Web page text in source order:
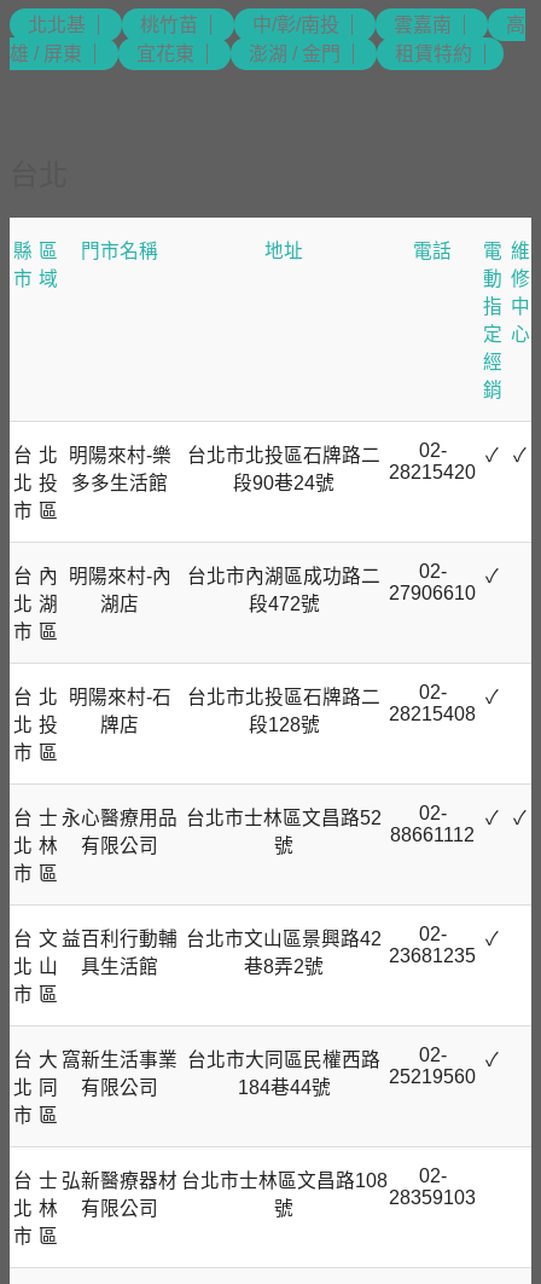
北北基 桃竹苗 中/彰/南投 雲嘉南
高
雄 / 屏東
宜花東 澎湖 / 金門 租賃特約
縣
市
區
域
門市名稱 地址 電話
電
動
指
定
經
銷
維
修
中
心
台
北
市
北
投
區
明陽來村-樂
多多生活館
台北市北投區石牌路二
段90巷24號
02-
28215420
✓ ✓
台
北
市
內
湖
區
明陽來村-內
湖店
台北市內湖區成功路二
段472號
02-
27906610
✓
台
北
市
北
投
區
明陽來村-石
牌店
台北市北投區石牌路二
段128號
02-
28215408
✓
台
北
市
士
林
區
永心醫療用品
有限公司
台北市士林區文昌路52
號
02-
88661112
✓ ✓
台
北
市
文
山
區
益百利行動輔
具生活館
台北市文山區景興路42
巷8弄2號
02-
23681235
✓
台
北
市
大
同
區
窩新生活事業
有限公司
台北市大同區民權西路
184巷44號
02-
25219560
✓
台
北
市
士
林
區
弘新醫療器材
有限公司
台北市士林區文昌路108
號
02-
28359103